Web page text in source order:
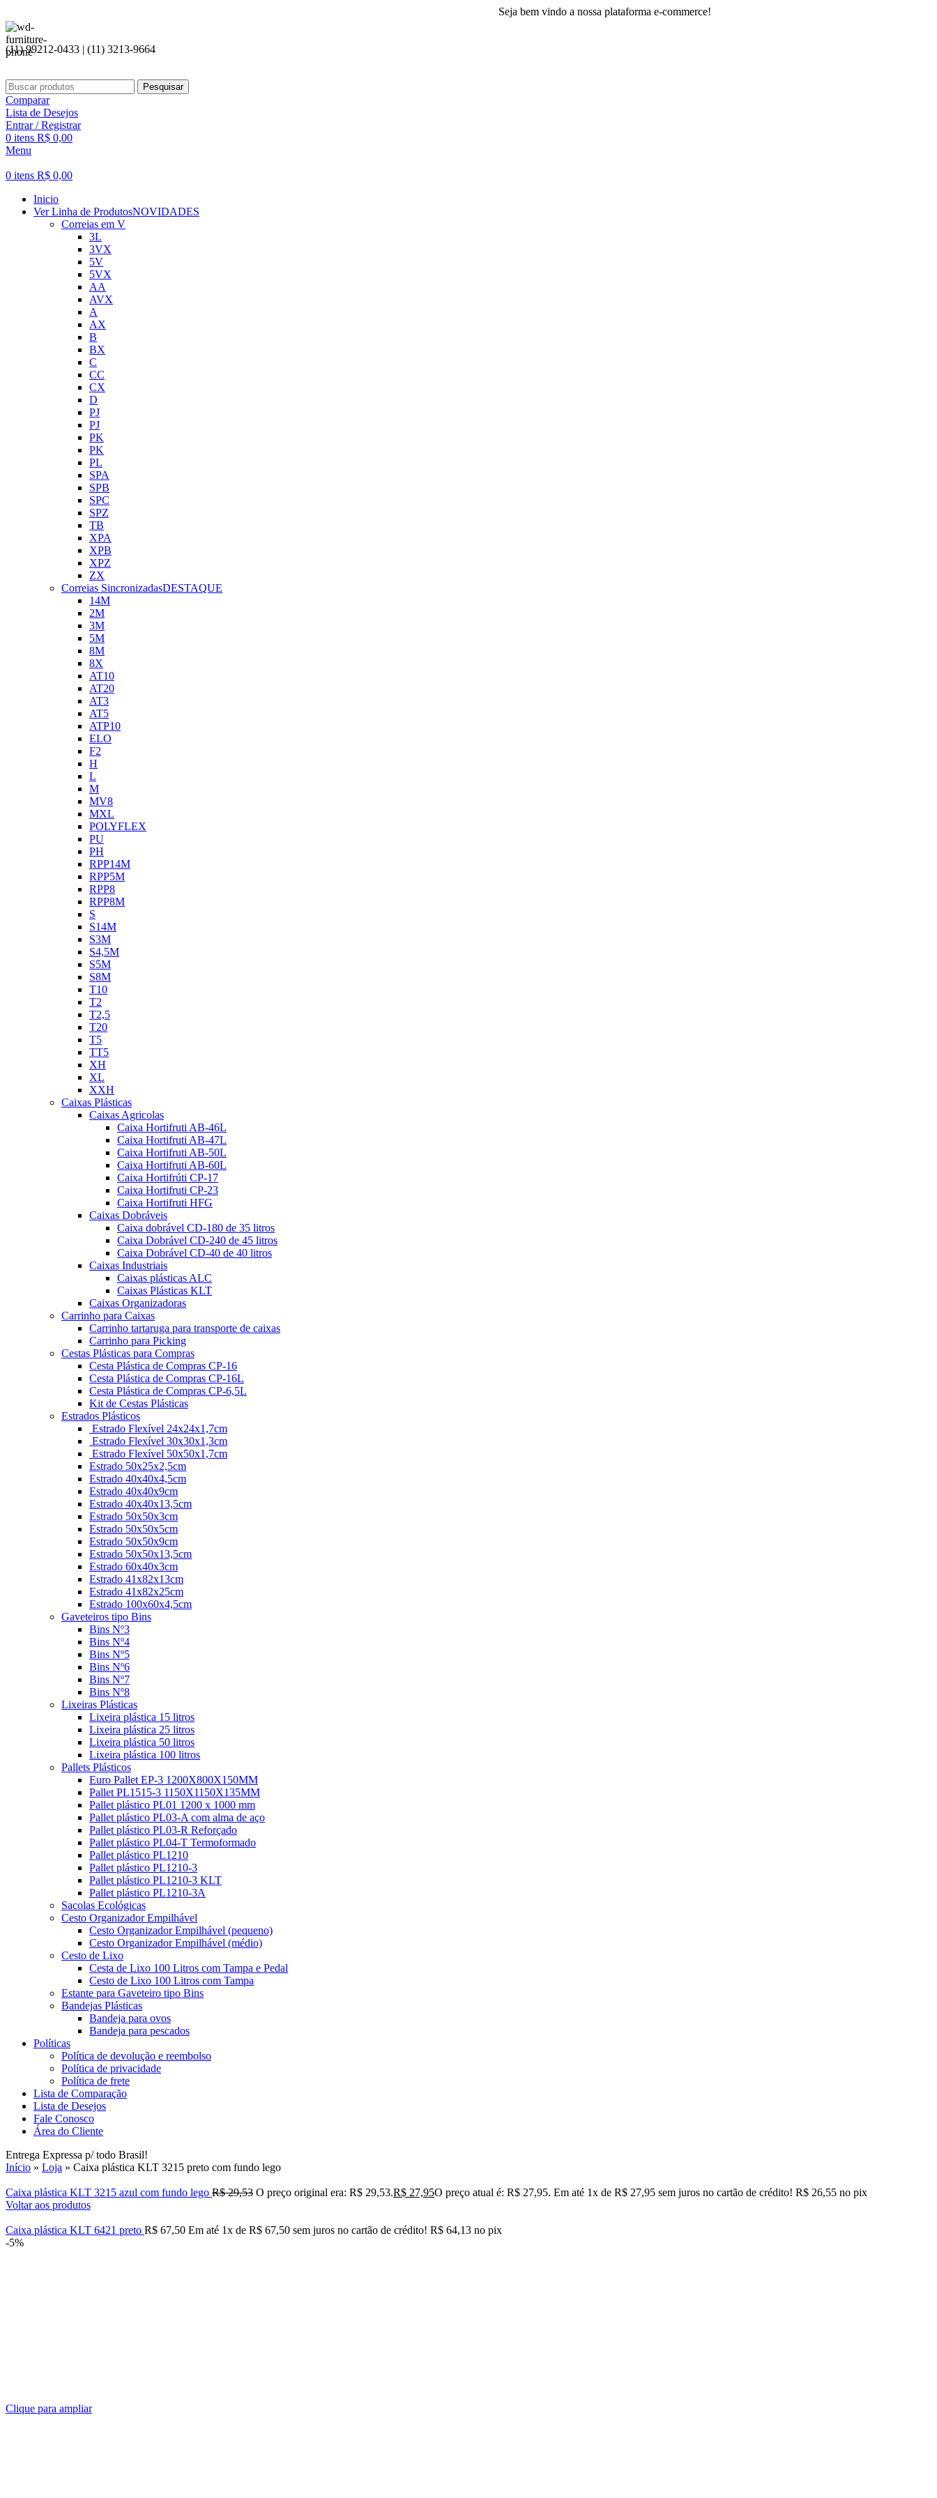
Seja bem vindo a nossa plataforma e-commerce!
(11) 99212-0433 | (11) 3213-9664
Pesquisar
Comparar
Lista de Desejos
Entrar / Registrar
0 itens R$ 0,00
Menu
0 itens R$ 0,00
Inicio
Ver Linha de ProdutosNOVIDADES
Correias em V
3L
3VX
5V
5VX
AA
AVX
A
AX
B
BX
C
CC
CX
D
PJ
PJ
PK
PK
PL
SPA
SPB
SPC
SPZ
TB
XPA
XPB
XPZ
ZX
Correias SincronizadasDESTAQUE
14M
2M
3M
5M
8M
8X
AT10
AT20
AT3
AT5
ATP10
ELO
F2
H
L
M
MV8
MXL
POLYFLEX
PU
PH
RPP14M
RPP5M
RPP8
RPP8M
S
S14M
S3M
S4,5M
S5M
S8M
T10
T2
T2,5
T20
T5
TT5
XH
XL
XXH
Caixas Plásticas
Caixas Agricolas
Caixa Hortifruti AB-46L
Caixa Hortifruti AB-47L
Caixa Hortifruti AB-50L
Caixa Hortifruti AB-60L
Caixa Hortifrúti CP-17
Caixa Hortifruti CP-23
Caixa Hortifruti HFG
Caixas Dobráveis
Caixa dobrável CD-180 de 35 litros
Caixa Dobrável CD-240 de 45 litros
Caixa Dobrável CD-40 de 40 litros
Caixas Industriais
Caixas plásticas ALC
Caixas Plásticas KLT
Caixas Organizadoras
Carrinho para Caixas
Carrinho tartaruga para transporte de caixas
Carrinho para Picking
Cestas Plásticas para Compras
Cesta Plástica de Compras CP-16
Cesta Plástica de Compras CP-16L
Cesta Plástica de Compras CP-6,5L
Kit de Cestas Plásticas
Estrados Plásticos
Estrado Flexível 24x24x1,7cm
Estrado Flexível 30x30x1,3cm
Estrado Flexível 50x50x1,7cm
Estrado 50x25x2,5cm
Estrado 40x40x4,5cm
Estrado 40x40x9cm
Estrado 40x40x13,5cm
Estrado 50x50x3cm
Estrado 50x50x5cm
Estrado 50x50x9cm
Estrado 50x50x13,5cm
Estrado 60x40x3cm
Estrado 41x82x13cm
Estrado 41x82x25cm
Estrado 100x60x4,5cm
Gaveteiros tipo Bins
Bins Nº3
Bins Nº4
Bins Nº5
Bins Nº6
Bins Nº7
Bins Nº8
Lixeiras Plásticas
Lixeira plástica 15 litros
Lixeira plástica 25 litros
Lixeira plástica 50 litros
Lixeira plástica 100 litros
Pallets Plásticos
Euro Pallet EP-3 1200X800X150MM
Pallet PL1515-3 1150X1150X135MM
Pallet plástico PL01 1200 x 1000 mm
Pallet plástico PL03-A com alma de aço
Pallet plástico PL03-R Reforçado
Pallet plástico PL04-T Termoformado
Pallet plástico PL1210
Pallet plástico PL1210-3
Pallet plástico PL1210-3 KLT
Pallet plástico PL1210-3A
Sacolas Ecológicas
Cesto Organizador Empilhável
Cesto Organizador Empilhável (pequeno)
Cesto Organizador Empilhável (médio)
Cesto de Lixo
Cesta de Lixo 100 Litros com Tampa e Pedal
Cesto de Lixo 100 Litros com Tampa
Estante para Gaveteiro tipo Bins
Bandejas Plásticas
Bandeja para ovos
Bandeja para pescados
Políticas
Política de devolução e reembolso
Política de privacidade
Política de frete
Lista de Comparação
Lista de Desejos
Fale Conosco
Área do Cliente
Entrega Expressa p/ todo Brasil!
Início » Loja » Caixa plástica KLT 3215 preto com fundo lego
Caixa plástica KLT 3215 azul com fundo lego R$29,53 O preço original era: R$ 29,53.R$ 27,95O preço atual é: R$ 27,95. Em até 1x de R$ 27,95 sem juros no cartão de crédito! R$ 26,55 no pix
Voltar aos produtos
Caixa plástica KLT 6421 preto R$ 67,50 Em até 1x de R$ 67,50 sem juros no cartão de crédito! R$ 64,13 no pix
-5%
Clique para ampliar